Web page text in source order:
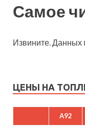
Самое
Извините. Данных
ЦЕНЫ НА
A92